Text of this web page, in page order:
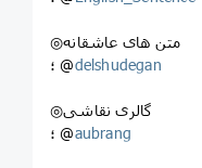
◎متن های عاشقانه
؛ @delshudegan
◎گالری نقاشی
؛ @aubrang